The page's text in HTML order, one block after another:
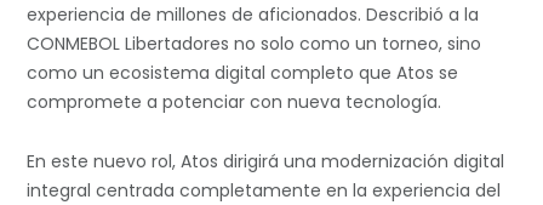
experiencia de millones de aficionados. Describió a la
CONMEBOL Libertadores no solo como un torneo, sino
como un ecosistema digital completo que Atos se
compromete a potenciar con nueva tecnología.
En este nuevo rol, Atos dirigirá una modernización digital
integral centrada completamente en la experiencia del